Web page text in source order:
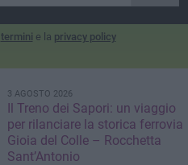
termini e la privacy policy
3 AGOSTO 2026
Il Treno dei Sapori: un viaggio
per rilanciare la storica ferrovia
Gioia del Colle – Rocchetta
Sant’Antonio